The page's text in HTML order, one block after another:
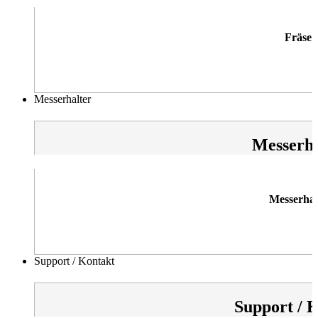
Fräser
Messerhalter
Support / Kontakt
Support /